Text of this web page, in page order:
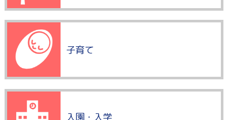
子育て
入園・入学